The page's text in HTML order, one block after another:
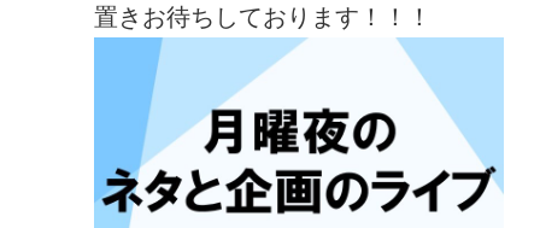
置きお待ちしております！！！